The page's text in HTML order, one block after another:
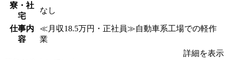
寮・社
宅
なし
仕事内
容
≪月収18.5万円・正社員≫自動車系工場での軽作
業
詳細を表示